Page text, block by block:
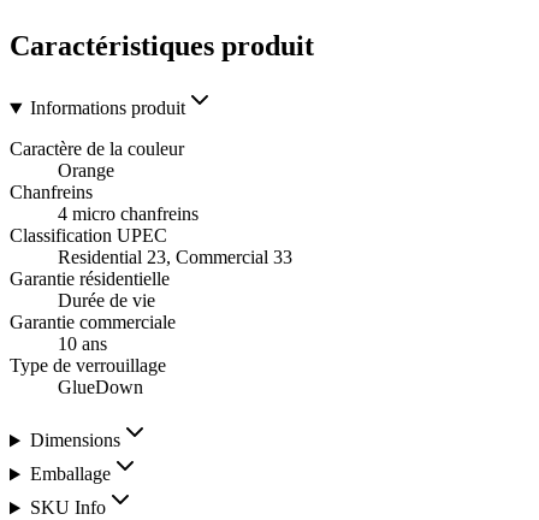
Caractéristiques produit
Informations produit
Caractère de la couleur
Orange
Chanfreins
4 micro chanfreins
Classification UPEC
Residential 23, Commercial 33
Garantie résidentielle
Durée de vie
Garantie commerciale
10 ans
Type de verrouillage
GlueDown
Dimensions
Emballage
SKU Info